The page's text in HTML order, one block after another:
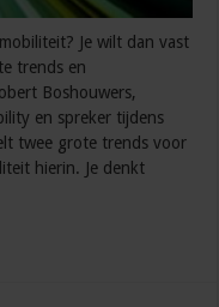
Je wilt dan vast
trends en
Boshouwers,
en spreker tijdens
twee grote trends voor
hierin. Je denkt